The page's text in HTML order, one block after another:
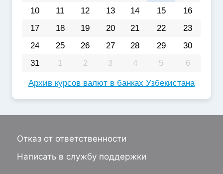
10
11 12 13 14 15
16
17
18 19 20 21 22
23
24
25 26 27 28 29
30
31
1 2 3 4 5 6
Архив курсов валют в банках Узбекистана
Отказ от ответственности
Написать в службу поддержки